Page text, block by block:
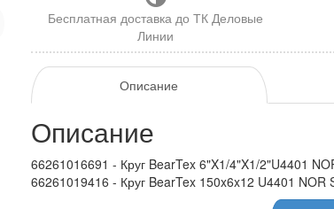
Бесплатная доставка до ТК Деловые
Линии
Описание
Описание
66261016691 - Круг BearTex 6"X1/4"X1/2"U4401
66261019416 - Круг BearTex 150x6x12 U4401 NOR